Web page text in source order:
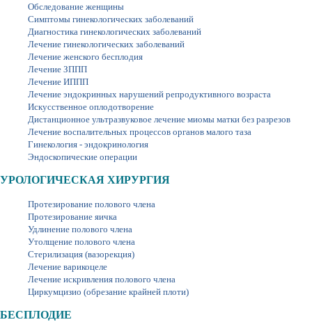
Обследование женщины
Симптомы гинекологических заболеваний
Диагностика гинекологических заболеваний
Лечение гинекологических заболеваний
Лечение женского бесплодия
Лечение ЗППП
Лечение ИППП
Лечение эндокринных нарушений репродуктивного возраста
Искусственное оплодотворение
Дистанционное ультразвуковое лечение миомы матки без разрезов
Лечение воспалительных процессов органов малого таза
Гинекология - эндокринология
Эндоскопические операции
УРОЛОГИЧЕСКАЯ ХИРУРГИЯ
Протезирование полового члена
Протезирование яичка
Удлинение полового члена
Утолщение полового члена
Стерилизация (вазорекция)
Лечение варикоцеле
Лечение искривления полового члена
Циркумцизио (обрезание крайней плоти)
БЕСПЛОДИЕ